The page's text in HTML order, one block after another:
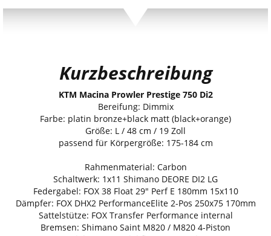
Kurzbeschreibung
KTM Macina Prowler Prestige 750 Di2
Bereifung: Dimmix
Farbe: platin bronze+black matt (black+orange)
Größe: L / 48 cm / 19 Zoll
passend für Körpergröße: 175-184 cm
Rahmenmaterial: Carbon
Schaltwerk: 1x11 Shimano DEORE DI2 LG
Federgabel: FOX 38 Float 29" Perf E 180mm 15x110
Dämpfer: FOX DHX2 PerformanceElite 2-Pos 250x75 170mm
Sattelstütze: FOX Transfer Performance internal
Bremsen: Shimano Saint M820 / M820 4-Piston